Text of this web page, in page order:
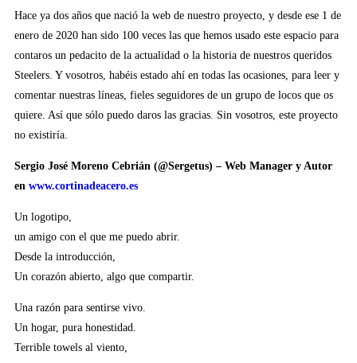
Hace ya dos años que nació la web de nuestro proyecto, y desde ese 1 de
enero de 2020 han sido 100 veces las que hemos usado este espacio para
contaros un pedacito de la actualidad o la historia de nuestros queridos
Steelers. Y vosotros, habéis estado ahí en todas las ocasiones, para leer y
comentar nuestras líneas, fieles seguidores de un grupo de locos que os
quiere. Así que sólo puedo daros las gracias. Sin vosotros, este proyecto
no existiría.
Sergio José Moreno Cebrián (@Sergetus) – Web Manager y Autor
en www.cortinadeacero.es
Un logotipo,
un amigo con el que me puedo abrir.
Desde la introducción,
Un corazón abierto, algo que compartir.
Una razón para sentirse vivo.
Un hogar, pura honestidad.
Terrible towels al viento,